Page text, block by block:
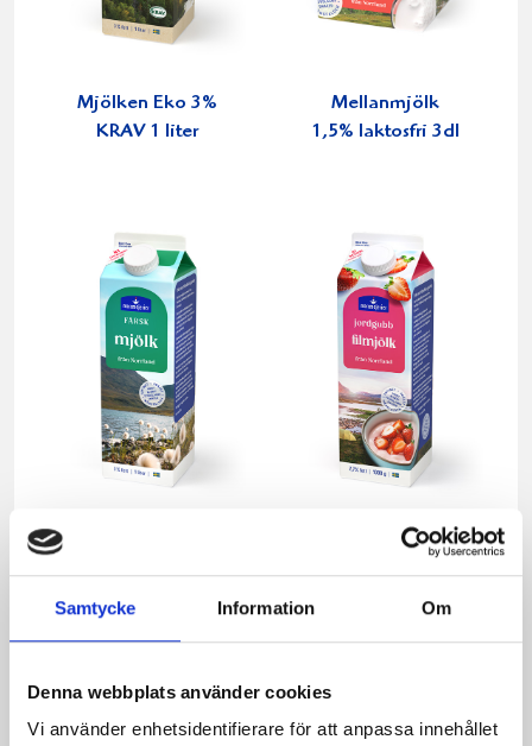
Samtycke Information Om
Denna webbplats använder cookies
Vi använder enhetsidentifierare för att anpassa innehållet
Mjölken Eko 3%
KRAV 1 liter
Mellanmjölk
1,5% laktosfri 3dl
Jordgubbsfil 2,7%
1000g